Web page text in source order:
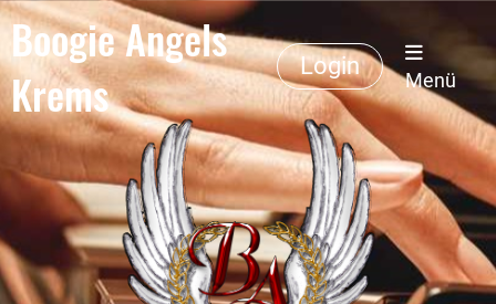
Boogie Angels
Krems
Login
Menü